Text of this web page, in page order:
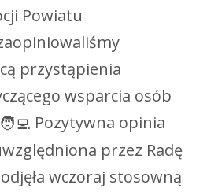
Powiatu
przystąpienia
wsparcia osób
Pozytywna opinia
przez Radę
wczoraj stosowną